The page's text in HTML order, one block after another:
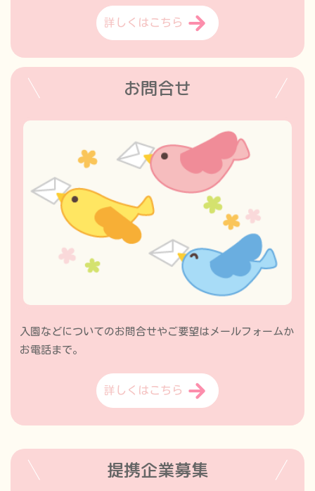
詳しくはこちら
お問合せ
入園などについてのお問合せやご要望はメールフォームか
お電話まで。
詳しくはこちら
提携企業募集